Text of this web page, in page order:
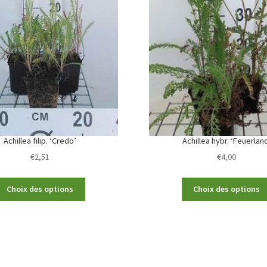
Achillea filip. ‘Credo’
€2,51
Choix des options
Achillea hybr.
€4,00
Choix des options